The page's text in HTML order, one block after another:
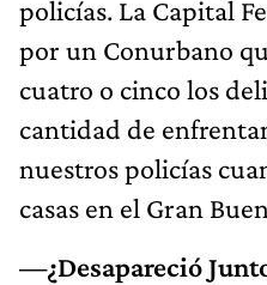
policías. La Capital
por un Conurbano
cuatro o cinco los
cantidad de
nuestros policías
casas en el Gran
—¿Desapareció